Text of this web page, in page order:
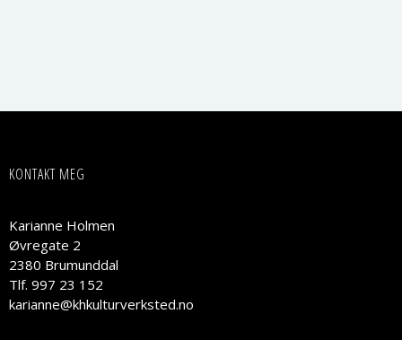
KONTAKT MEG
Karianne Holmen
Øvregate 2
2380 Brumunddal
Tlf. 997 23 152
karianne@khkulturverksted.no